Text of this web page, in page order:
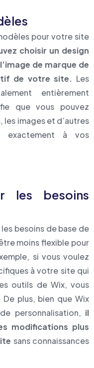
pour votre site
choisir un design
de marque de
de votre site. Les
entièrement
que vous pouvez
les images et d’autres
exactement à vos
les besoins
besoins de base de
moins flexible pour
si vous voulez
à votre site qui
outils de Wix, vous
plus, bien que Wix
personnalisation, il
modifications plus
sans connaissances